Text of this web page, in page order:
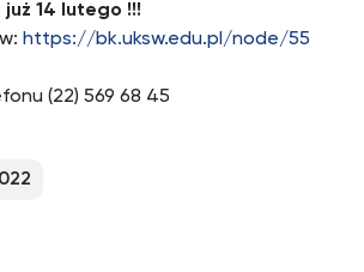
14 lutego !!!
https://bk.uksw.edu.pl/node/55
(22) 569 68 45